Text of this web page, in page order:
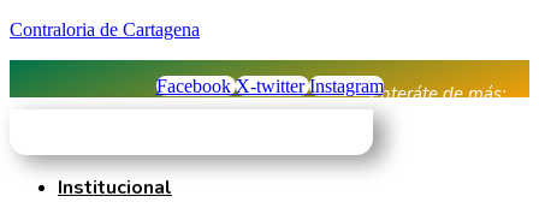
Contraloria de Cartagena
Enteráte de más:
Facebook X-twitter Instagram
Institucional